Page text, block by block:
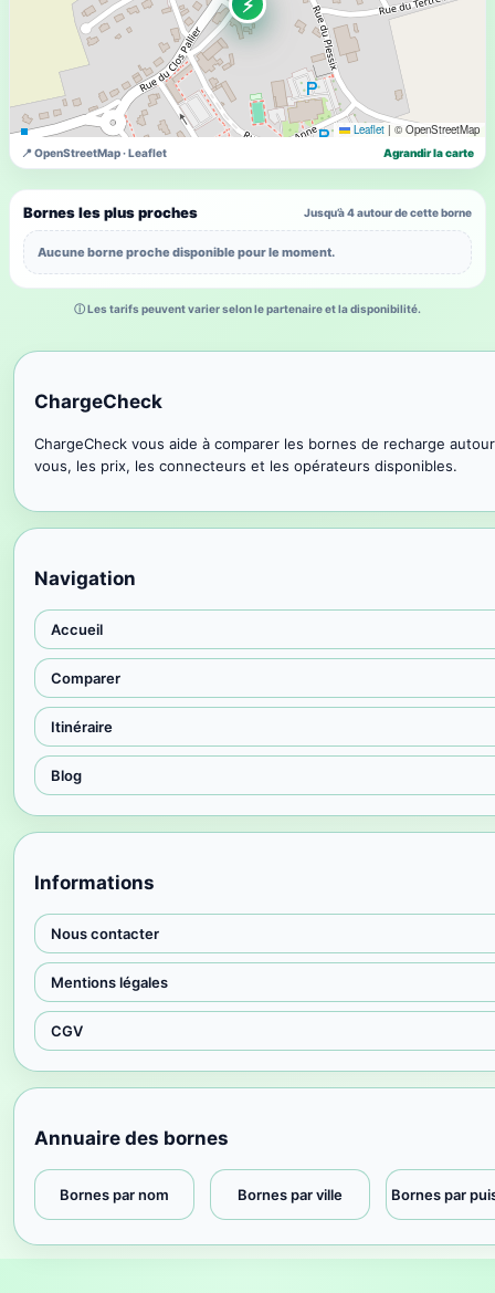
Leaflet | © OpenStreetMap
📍 OpenStreetMap · Leaflet Agrandir la carte
Bornes les plus proches Jusqu’à 4 autour de cette borne
Aucune borne proche disponible pour le moment.
ⓘ Les tarifs peuvent varier selon le partenaire et la disponibilité.
ChargeCheck
ChargeCheck vous aide à comparer les bornes de recharge
vous, les prix, les connecteurs et les opérateurs disponibles.
Navigation
Accueil
Comparer
Itinéraire
Blog
Informations
Nous contacter
Mentions légales
CGV
Annuaire des bornes
Bornes par nom Bornes par ville Bornes par